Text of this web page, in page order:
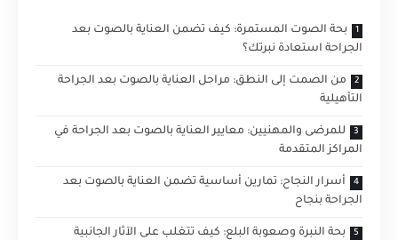
بحة الصوت المستمرة: كيف تضمن العناية بالصوت بعد
الجراحة استعادة نبرتك؟
من الصمت إلى النطق: مراحل العناية بالصوت بعد الجراحة
التأهيلية
للمرضى والمهنيين: معايير العناية بالصوت بعد الجراحة في
المراكز المتقدمة
أسرار النجاح: تمارين أساسية تضمن العناية بالصوت بعد
الجراحة بنجاح
بحة النبرة وصعوبة البلع: كيف تتغلب على الآثار الجانبية